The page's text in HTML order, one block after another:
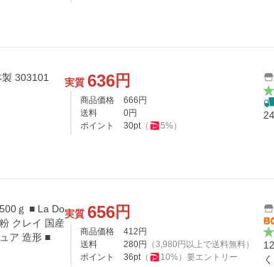
303101 実質 636円
商品価格 666 円
送料
0円
ポイント
30pt（ 5%）
ｇ ■ La Do
クレイ 国産
ア 造形 ■
実質 656円
商品価格 412 円
送料
280円 （3,980 円以上で送料無料）
ポイント
36pt（ 10%） 要エントリー